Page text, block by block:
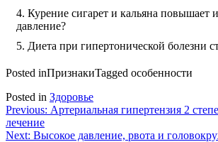
Курение сигарет и кальяна повышает
давление?
Диета при гипертонической болезни
Posted inПризнакиTagged особенности
Posted in Здоровье
Навигация
по
Previous: Артериальная гипертензия 2
лечение
Next: Высокое давление, рвота и